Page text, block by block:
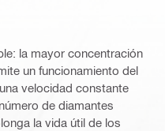
la mayor concentración
un funcionamiento del
velocidad constante
de diamantes
la vida útil de los